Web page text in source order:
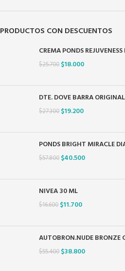
PRODUCTOS CON DESCUENTOS
CREMA PONDS
$25.700 $18.000
DTE. DOVE BARRA
$27.300 $19.200
PONDS BRIGHT MIRACLE
$57.800 $40.500
NIVEA 30 ML
$16.600 $11.700
AUTOBRON.NUDE BRONZE
$55.400 $38.800